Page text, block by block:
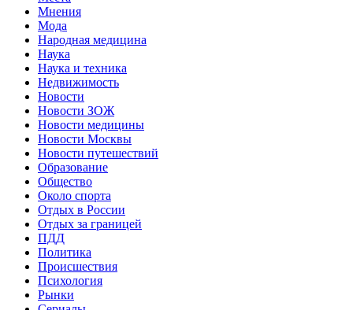
Мнения
Мода
Народная медицина
Наука
Наука и техника
Недвижимость
Новости
Новости ЗОЖ
Новости медицины
Новости Москвы
Новости путешествий
Образование
Общество
Около спорта
Отдых в России
Отдых за границей
ПДД
Политика
Происшествия
Психология
Рынки